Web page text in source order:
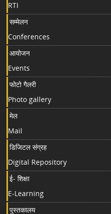
RTI
सम्मेलन
Conferences
आयोजन
Events
फोटो गैलरी
Photo gallery
मेल
Mail
डिजिटल संग्रह
Digital Repository
ई- शिक्षा
E-Learning
पुस्तकालय